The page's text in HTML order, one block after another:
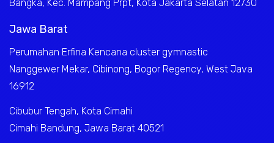
Bangka, Kec. Mampang Prpt, Kota Jakarta Selatan 12730
Jawa Barat
Perumahan Erfina Kencana cluster gymnastic
Nanggewer Mekar, Cibinong, Bogor Regency, West Java
16912
Cibubur Tengah, Kota Cimahi
Cimahi Bandung, Jawa Barat 40521